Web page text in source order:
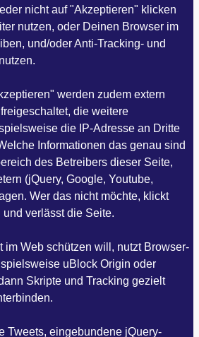
nicht auf "Akzeptieren" klicken
nutzen, oder Deinen Browser im
und/oder Anti-Tracking- und
werden zudem extern
die weitere
die IP-Adresse an Dritte
Informationen das genau sind
des Betreibers dieser Seite,
(jQuery, Google, Youtube,
Wer das nicht möchte, klickt
verlässt die Seite.
im Web schützen will, nutzt Browser-
uBlock Origin oder
Skripte und Tracking gezielt
Tweets, eingebundene jQuery-